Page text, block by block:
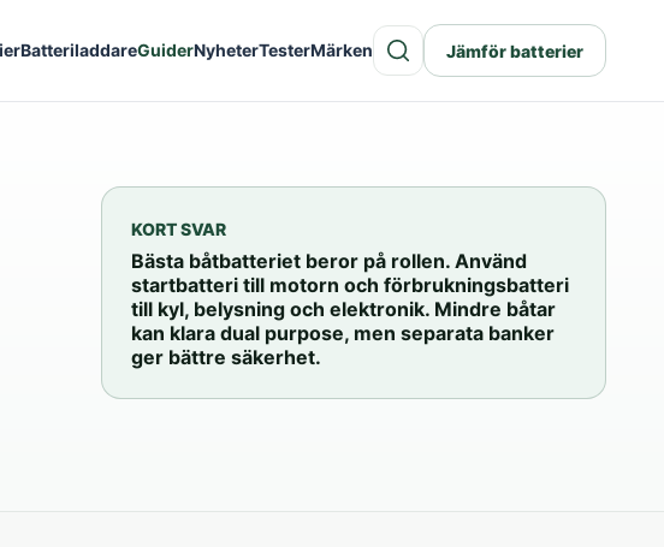
BatteriladdareGuiderNyheterTesterMärken Jämför batterier
KORT SVAR
Bästa båtbatteriet beror på rollen. Använd
startbatteri till motorn och förbrukningsbatteri
till kyl, belysning och elektronik. Mindre båtar
kan klara dual purpose, men separata banker
ger bättre säkerhet.